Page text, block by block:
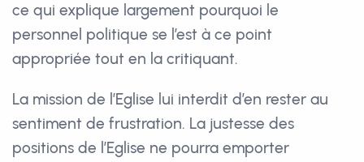
ce qui explique largement pourquoi le
personnel politique se l’est à ce point
appropriée tout en la critiquant.
La mission de l’Eglise lui interdit d’en rester au
sentiment de frustration. La justesse des
positions de l’Eglise ne pourra emporter